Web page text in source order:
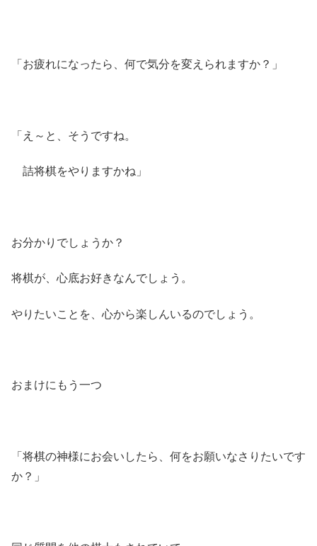
「お疲れになったら、何で気分を変えられますか？」
「え～と、そうですね。
詰将棋をやりますかね」
お分かりでしょうか？
将棋が、心底お好きなんでしょう。
やりたいことを、心から楽しんいるのでしょう。
おまけにもう一つ
「将棋の神様にお会いしたら、何をお願いなさりたいです
か？」